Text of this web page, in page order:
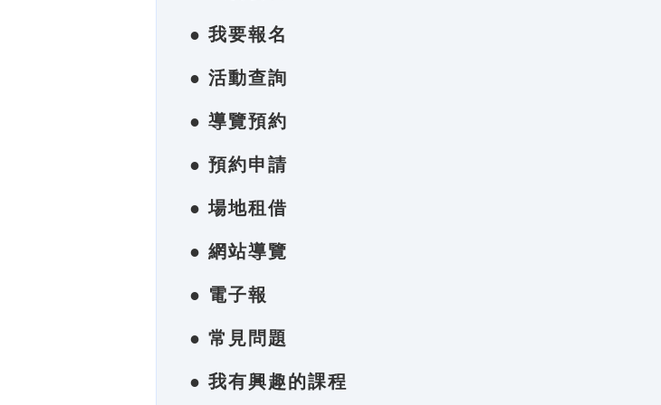
● 我要報名
● 活動查詢
● 導覽預約
● 預約申請
● 場地租借
● 網站導覽
● 電子報
● 常見問題
● 我有興趣的課程